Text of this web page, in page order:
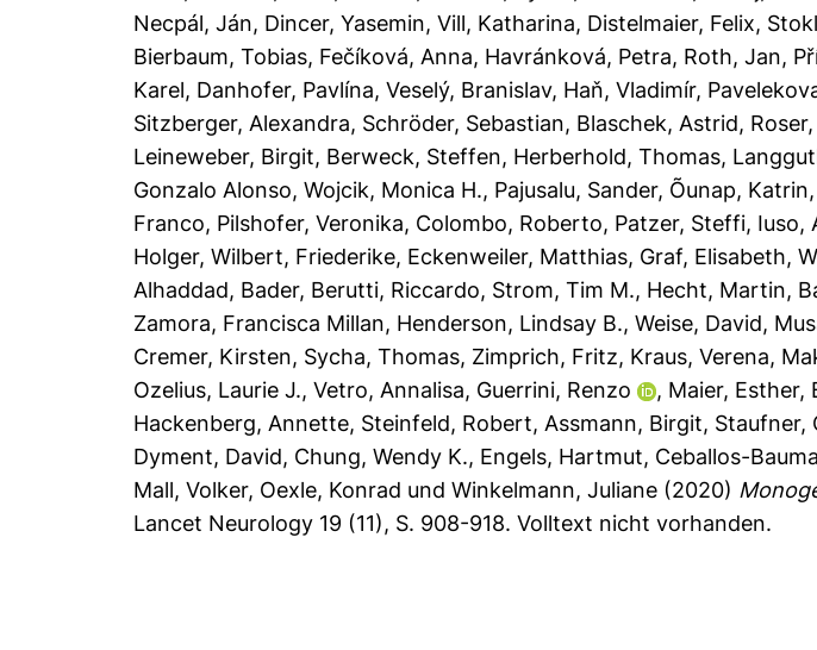
Necpál, Ján, Dincer, Yasemin,Vill, Katharina, Distelmaier, Felix,
Bierbaum, Tobias, Fečíková, Anna, Havránková, Petra, Roth, Jan,
Karel, Danhofer, Pavlína,Veselý, Branislav, Haň, Vladimír,
Sitzberger, Alexandra, Schröder, Sebastian, Blaschek, Astrid,
Leineweber, Birgit, Berweck, Steffen, Herberhold, Thomas,
Gonzalo Alonso,Wojcik, Monica H., Pajusalu, Sander, Õunap, Katrin,
Franco, Pilshofer, Veronika, Colombo, Roberto, Patzer, Steffi, Iuso,
Holger,Wilbert, Friederike, Eckenweiler, Matthias, Graf, Elisabeth,
Alhaddad, Bader, Berutti, Riccardo, Strom, Tim M., Hecht, Martin,
Zamora, Francisca Millan, Henderson, Lindsay B.,Weise, David,
Cremer, Kirsten, Sycha, Thomas, Zimprich, Fritz, Kraus, Verena,
Ozelius, Laurie J.,Vetro, Annalisa, Guerrini, Renzo , Maier, Esther,
Hackenberg, Annette, Steinfeld, Robert, Assmann, Birgit, Staufner,
Dyment, David, Chung, Wendy K., Engels, Hartmut, Ceballos-
Mall, Volker, Oexle, Konrad undWinkelmann, Juliane (2020)
Lancet Neurology 19 (11), S. 908-918.Volltext nicht vorhanden.